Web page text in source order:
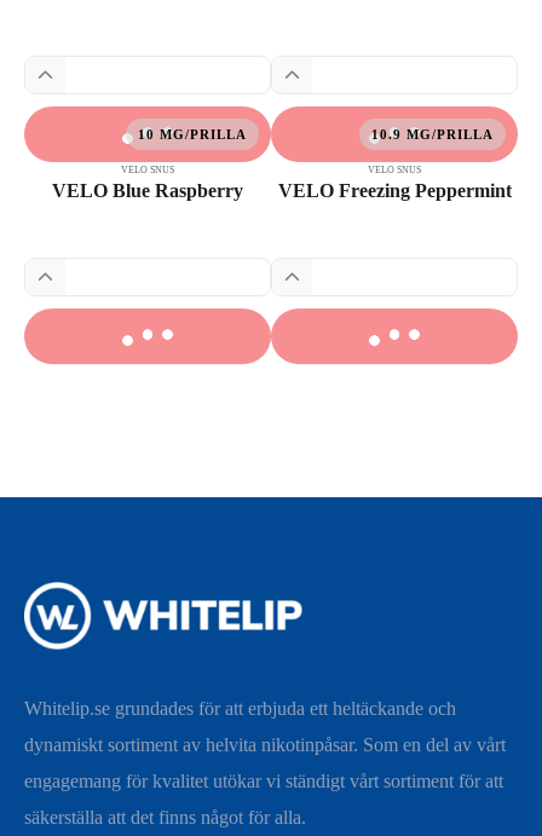
10 MG/PRILLA
VELO SNUS
VELO Blue Raspberry
10.9 MG/PRILLA
VELO SNUS
VELO Freezing Peppermint
Whitelip.se grundades för att erbjuda ett heltäckande och
dynamiskt sortiment av helvita nikotinpåsar. Som en del av vårt
engagemang för kvalitet utökar vi ständigt vårt sortiment för att
säkerställa att det finns något för alla.